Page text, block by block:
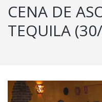
CENA DE
TEQUILA